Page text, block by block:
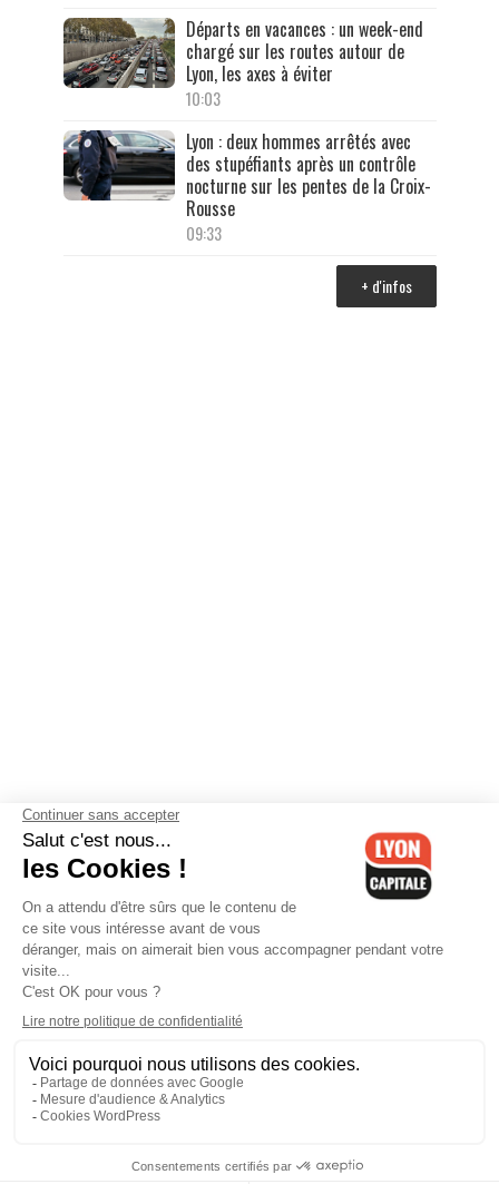
Départs en vacances : un week-end
chargé sur les routes autour de
Lyon, les axes à éviter
10:03
Lyon : deux hommes arrêtés avec
des stupéfiants après un contrôle
nocturne sur les pentes de la Croix-
Rousse
09:33
+ d'infos
Contactez-nous-Mentions légales-CGV-Politique de
confidentialité-Gestion des cookies
Cedex 06